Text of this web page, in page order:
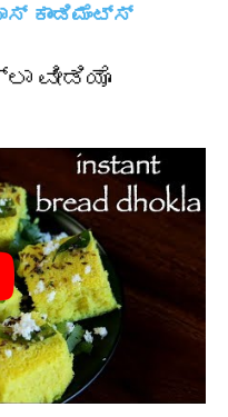
ಕಾಂಡಿಮೆಂಟ್ಸ್
ವೀಡಿಯೊ